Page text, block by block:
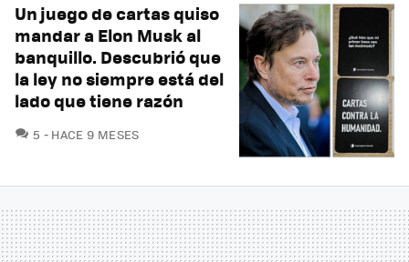
Un juego de cartas quiso
mandar a Elon Musk al
banquillo. Descubrió que
la ley no siempre está del
lado que tiene razón
5 COMENTARIOS
HACE 9 MESES